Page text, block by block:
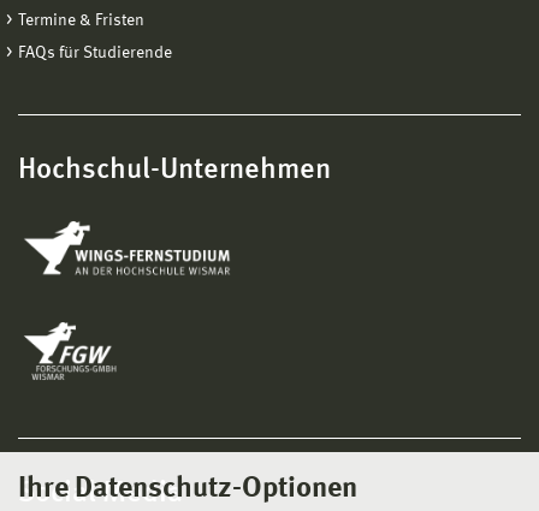
Ihre Datenschutz-Optionen
Termine & Fristen
FAQs für Studierende
Hochschul-Unternehmen
Social Media